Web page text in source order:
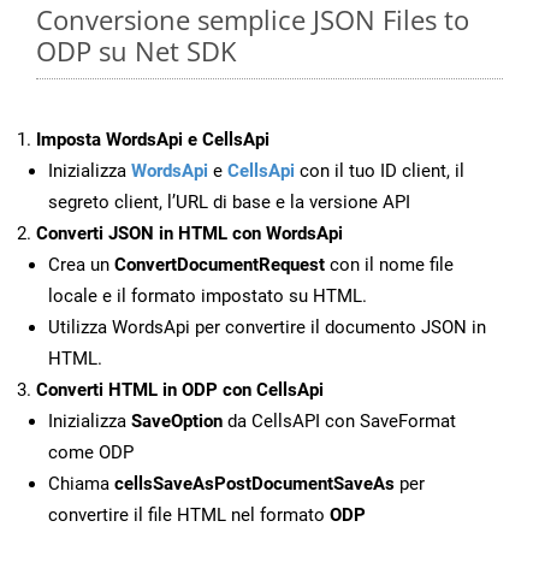
Conversione semplice JSON Files to
ODP su Net SDK
Imposta WordsApi e CellsApi
Inizializza WordsApi e CellsApi con il tuo ID client, il
segreto client, l’URL di base e la versione API
Converti JSON in HTML con WordsApi
Crea un ConvertDocumentRequest con il nome file
locale e il formato impostato su HTML.
Utilizza WordsApi per convertire il documento JSON in
HTML.
Converti HTML in ODP con CellsApi
Inizializza SaveOption da CellsAPI con SaveFormat
come ODP
Chiama cellsSaveAsPostDocumentSaveAs per
convertire il file HTML nel formato ODP